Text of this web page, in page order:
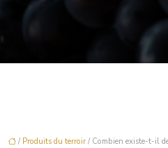
/ Produits du terroir / Combien existe-t-il